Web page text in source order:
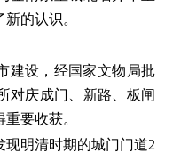
的认识。
建设，经国家文物局批
对庆成门、新路、板闸
要收获。
明清时期的城门门道2